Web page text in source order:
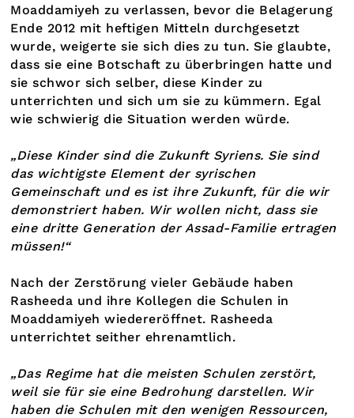
Moaddamiyeh zu verlassen, bevor die Belagerung
Ende 2012 mit heftigen Mitteln durchgesetzt
wurde, weigerte sie sich dies zu tun. Sie glaubte,
dass sie eine Botschaft zu überbringen hatte und
sie schwor sich selber, diese Kinder zu
unterrichten und sich um sie zu kümmern. Egal
wie schwierig die Situation werden würde.
„Diese Kinder sind die Zukunft Syriens. Sie sind
das wichtigste Element der syrischen
Gemeinschaft und es ist ihre Zukunft, für die wir
demonstriert haben. Wir wollen nicht, dass sie
eine dritte Generation der Assad-Familie ertragen
müssen!“
Nach der Zerstörung vieler Gebäude haben
Rasheeda und ihre Kollegen die Schulen in
Moaddamiyeh wiedereröffnet. Rasheeda
unterrichtet seither ehrenamtlich.
„Das Regime hat die meisten Schulen zerstört,
weil sie für sie eine Bedrohung darstellen. Wir
haben die Schulen mit den wenigen Ressourcen,